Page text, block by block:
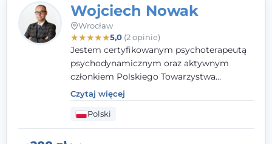
Wojciech Nowak
Wrocław
★★★★★5,0(2 opinie)
Jestem certyfikowanym psychoterapeutą
psychodynamicznym oraz aktywnym
członkiem Polskiego Towarzystwa
Psychoterapii Psychodynamicznej
mojej pracy zawodowej kładę duży nacisk
na uważne słuchanie Pacjenta. Interesuje
mnie szczególnie psychoterapia zaburzeń
Czytaj więcej
Polski